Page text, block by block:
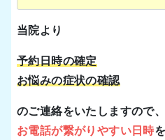
当院より
予約日時の確定
お悩みの症状の確認
のご連絡をいたしますので、
お電話が繋がりやすい日時を